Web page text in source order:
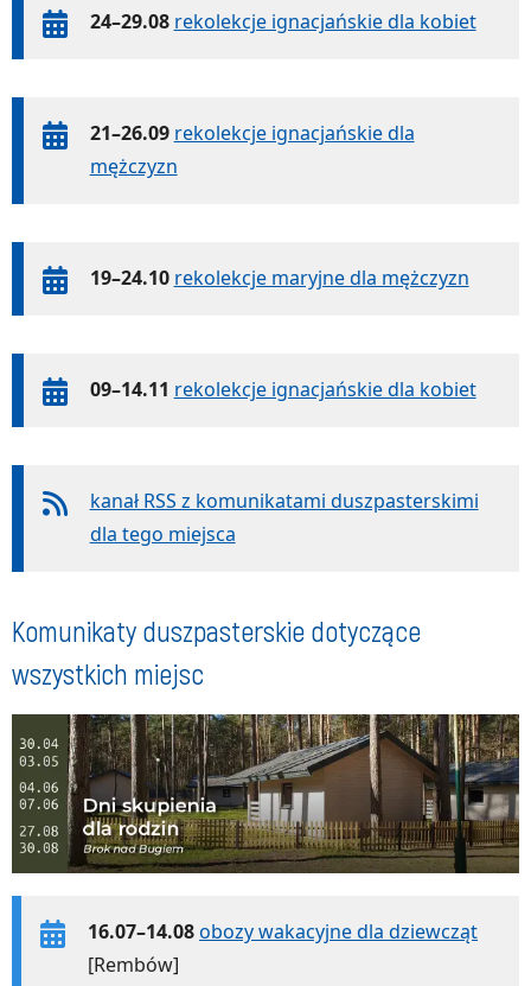
24–29.08 rekolekcje ignacjańskie dla kobiet
21–26.09 rekolekcje ignacjańskie dla
mężczyzn
19–24.10 rekolekcje maryjne dla mężczyzn
09–14.11 rekolekcje ignacjańskie dla kobiet
kanał RSS z komunikatami duszpasterskimi
dla tego miejsca
Komunikaty duszpasterskie dotyczące
wszystkich miejsc
16.07–14.08obozy wakacyjne dla dziewcząt
[Rembów]